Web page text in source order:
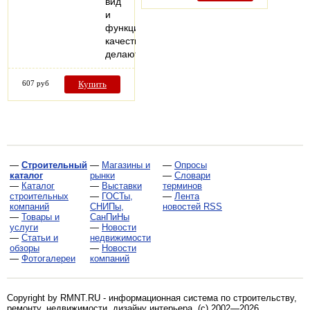
и
функциональные
качества
делают…
607 руб Купить
— Строительный
каталог
— Каталог
строительных
компаний
— Товары и
услуги
— Статьи и
обзоры
— Фотогалереи
— Магазины и
рынки
— Выставки
— ГОСТы,
СНИПы,
СанПиНы
— Новости
недвижимости
— Новости
компаний
— Опросы
— Словари
терминов
— Лента
новостей RSS
Copyright by RMNT.RU - информационная система по строительству,
ремонту, недвижимости, дизайну интерьера . (c) 2002—2026